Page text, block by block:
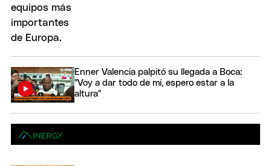
Enner Valencia palpitó su llegada a Boca:
"Voy a dar todo de mí, espero estar a la
altura"